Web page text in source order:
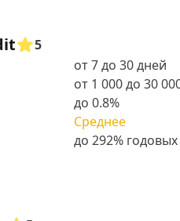
5
от 7 до 30 дней
от 1 000 до 30
до 0.8%
Среднее